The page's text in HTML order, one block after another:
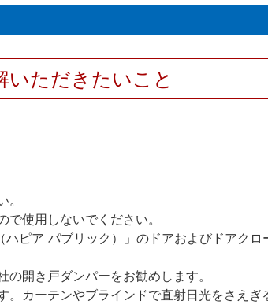
いただきたいこと
使用しないでください。
ピア パブリック）」のドアおよびドアクロ
開き戸ダンパーをお勧めします。
カーテンやブラインドで直射日光をさえぎ